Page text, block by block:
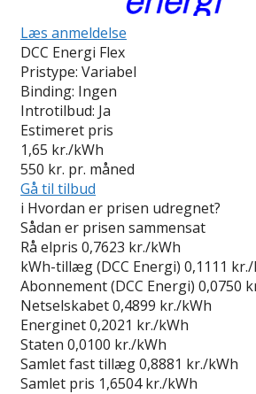
Læs anmeldelse
DCC Energi Flex
Pristype: Variabel
Binding: Ingen
Introtilbud: Ja
Estimeret pris
1,65 kr./kWh
550 kr. pr. måned
Gå til tilbud
i Hvordan er prisen udregnet?
Sådan er prisen sammensat
Rå elpris 0,7623 kr./kWh
kWh-tillæg (DCC Energi) 0,1111
Abonnement (DCC Energi) 0,0750
Netselskabet0,4899 kr./kWh
Energinet0,2021 kr./kWh
Staten 0,0100 kr./kWh
Samlet fast tillæg0,8881 kr./kWh
Samlet pris 1,6504 kr./kWh